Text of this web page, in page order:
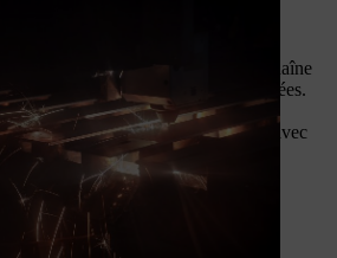
protègent la tête d’un guide-chaîne
l’abrasion et les températures élevées.
sont d’abord soudées au laser.
conçue par STIHL affûte avec
les matériaux.